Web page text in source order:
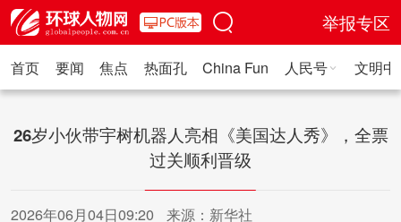
举报专区
首页 要闻 焦点 热面孔 China Fun 人民号 文明
26岁小伙带宇树机器人亮相《美国达人秀》，全票
过关顺利晋级
2026年06月04日09:20 来源：新华社